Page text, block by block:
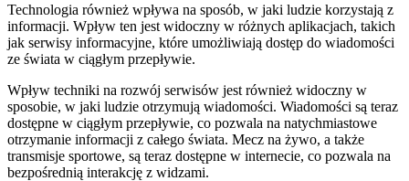
Technologia również wpływa na sposób, w jaki ludzie korzystają z
informacji. Wpływ ten jest widoczny w różnych aplikacjach, takich
jak serwisy informacyjne, które umożliwiają dostęp do wiadomości
ze świata w ciągłym przepływie.
Wpływ techniki na rozwój serwisów jest również widoczny w
sposobie, w jaki ludzie otrzymują wiadomości. Wiadomości są teraz
dostępne w ciągłym przepływie, co pozwala na natychmiastowe
otrzymanie informacji z całego świata. Mecz na żywo, a także
transmisje sportowe, są teraz dostępne w internecie, co pozwala na
bezpośrednią interakcję z widzami.